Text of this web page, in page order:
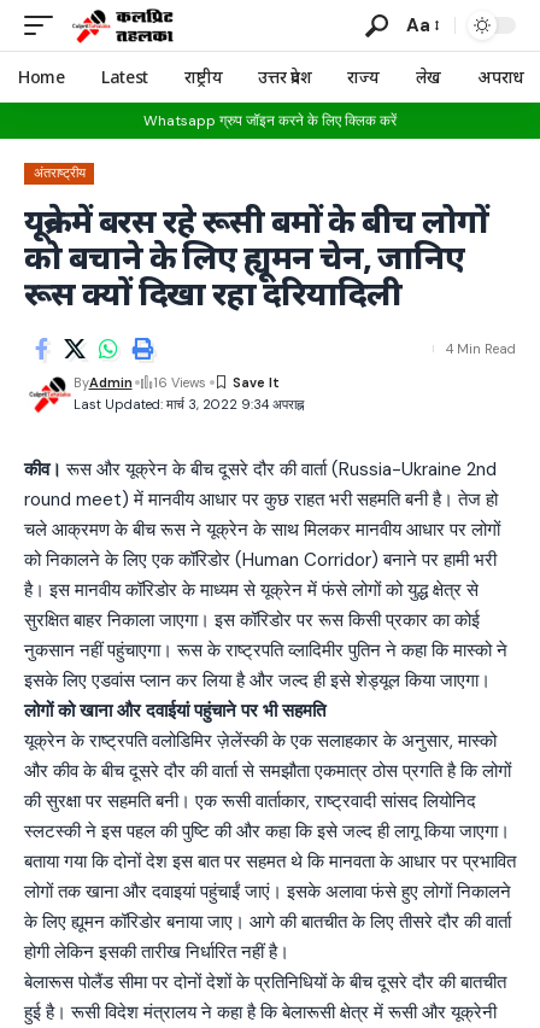
Aa
Home Latest राष्ट्रीय उत्तर प्रदेश राज्य लेख अपराध
Whatsapp ग्रुप जॉइन करने के लिए क्लिक करें
अंतराष्ट्रीय
यूक्रेन में बरस रहे रूसी बमों के बीच लोगों
को बचाने के लिए ह्यूमन चेन, जानिए
रूस क्यों दिखा रहा दरियादिली
Last Updated: मार्च 3, 2022 9:34 अपराह्न
ByAdmin 16 Views
4 Min Read
कीव। रूस और यूक्रेन के बीच दूसरे दौर की वार्ता (Russia-Ukraine 2nd
round meet) में मानवीय आधार पर कुछ राहत भरी सहमति बनी है। तेज हो
चले आक्रमण के बीच रूस ने यूक्रेन के साथ मिलकर मानवीय आधार पर लोगों
को निकालने के लिए एक कॉरिडोर (Human Corridor) बनाने पर हामी भरी
है। इस मानवीय कॉरिडोर के माध्यम से यूक्रेन में फंसे लोगों को युद्ध क्षेत्र से
सुरक्षित बाहर निकाला जाएगा। इस कॉरिडोर पर रूस किसी प्रकार का कोई
नुकसान नहीं पहुंचाएगा। रूस के राष्ट्रपति व्लादिमीर पुतिन ने कहा कि मास्को ने
इसके लिए एडवांस प्लान कर लिया है और जल्द ही इसे शेड्यूल किया जाएगा।
लोगों को खाना और दवाईयां पहुंचाने पर भी सहमति
यूक्रेन के राष्ट्रपति वलोडिमिर ज़ेलेंस्की के एक सलाहकार के अनुसार, मास्को
और कीव के बीच दूसरे दौर की वार्ता से समझौता एकमात्र ठोस प्रगति है कि लोगों
की सुरक्षा पर सहमति बनी। एक रूसी वार्ताकार, राष्ट्रवादी सांसद लियोनिद
स्लटस्की ने इस पहल की पुष्टि की और कहा कि इसे जल्द ही लागू किया जाएगा।
बताया गया कि दोनों देश इस बात पर सहमत थे कि मानवता के आधार पर प्रभावित
लोगों तक खाना और दवाइयां पहुंचाईं जाएं। इसके अलावा फंसे हुए लोगों निकालने
के लिए ह्यूमन कॉरिडोर बनाया जाए। आगे की बातचीत के लिए तीसरे दौर की वार्ता
होगी लेकिन इसकी तारीख निर्धारित नहीं है।
बेलारूस पोलैंड सीमा पर दोनों देशों के प्रतिनिधियों के बीच दूसरे दौर की बातचीत
हुई है। रूसी विदेश मंत्रालय ने कहा है कि बेलारूसी क्षेत्र में रूसी और यूक्रेनी